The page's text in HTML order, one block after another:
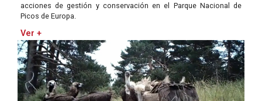
acciones de gestión y conservación en el Parque Nacional de
Picos de Europa.
Ver +